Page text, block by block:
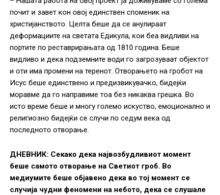
почит и завет кон овој единствен споменик на
христијанството. Целта беше да се анулираат
деформациите на светата Едикула, кои беа видливи на
портите по реставрирањата од 1810 година. Беше
видливо и дека подземните води го загрозуваат објектот
и оти има промени на теренот. Отворањето на гробот на
Исус беше единствено и предизвикувачко, бидејќи
моравме да го направиме тоа без никаква грешка. Во
исто време беше и многу големо искуство, емоционално и
религиозно бидејќи се случи по седум века од
последното отворање.
ДНЕВНИК: Секако дека највозбудливиот момент
беше самото отворање на Светиот гроб. Во
медиумите беше објавено дека во тој момент се
случија чудни феномени на небото, дека се слушале